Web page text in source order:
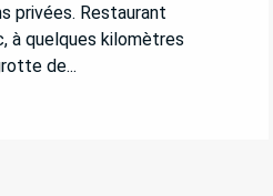
privées. Restaurant
à quelques kilomètres
de...